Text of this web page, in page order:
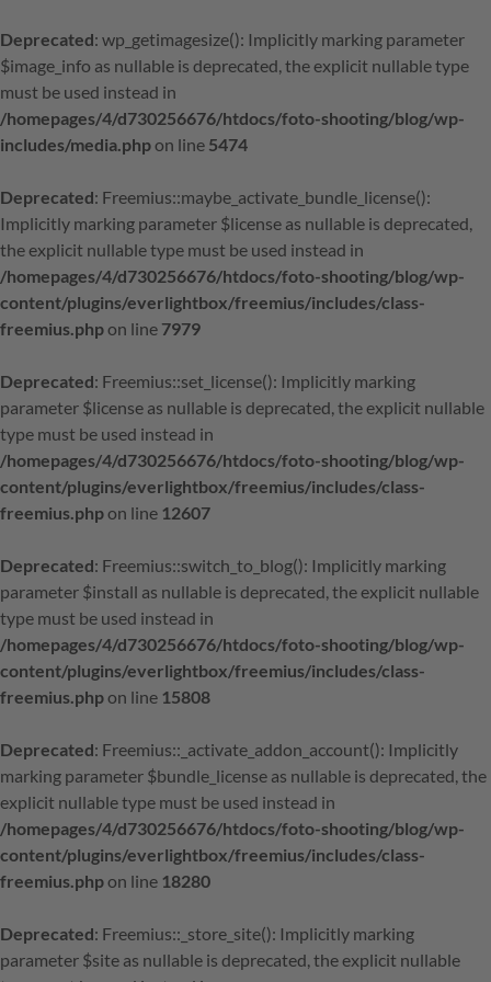
Deprecated: wp_getimagesize(): Implicitly marking parameter
$image_info as nullable is deprecated, the explicit nullable type
must be used instead in
/homepages/4/d730256676/htdocs/foto-shooting/blog/wp-
includes/media.phpon line 5474
Deprecated: Freemius::maybe_activate_bundle_license():
Implicitly marking parameter $license as nullable is deprecated,
the explicit nullable type must be used instead in
/homepages/4/d730256676/htdocs/foto-shooting/blog/wp-
content/plugins/everlightbox/freemius/includes/class-
freemius.phpon line 7979
Deprecated: Freemius::set_license(): Implicitly marking
parameter $license as nullable is deprecated, the explicit nullable
type must be used instead in
/homepages/4/d730256676/htdocs/foto-shooting/blog/wp-
content/plugins/everlightbox/freemius/includes/class-
freemius.phpon line 12607
Deprecated: Freemius::switch_to_blog(): Implicitly marking
parameter $install as nullable is deprecated, the explicit nullable
type must be used instead in
/homepages/4/d730256676/htdocs/foto-shooting/blog/wp-
content/plugins/everlightbox/freemius/includes/class-
freemius.phpon line 15808
Deprecated: Freemius::_activate_addon_account(): Implicitly
marking parameter $bundle_license as nullable is deprecated, the
explicit nullable type must be used instead in
/homepages/4/d730256676/htdocs/foto-shooting/blog/wp-
content/plugins/everlightbox/freemius/includes/class-
freemius.phpon line 18280
Deprecated: Freemius::_store_site(): Implicitly marking
parameter $site as nullable is deprecated, the explicit nullable